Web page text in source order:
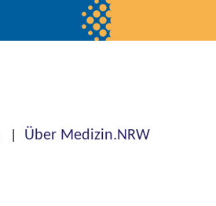
Über Medizin.NRW